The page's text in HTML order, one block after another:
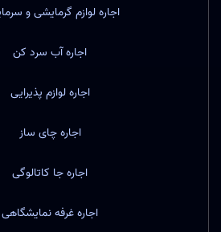
اجاره لوازم گرمایشی و
اجاره آب سرد کن
اجاره لوازم پذیرایی
اجاره چای ساز
اجاره جا کاتالوگی
اجاره غرفه نمایشگاهی